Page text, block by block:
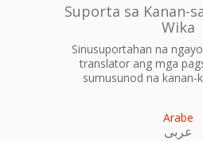
Suporta sa Kanan-
Wika
Sinusuportahan na
translator ang mga
sumusunod na kanan-
Arabe
عربى